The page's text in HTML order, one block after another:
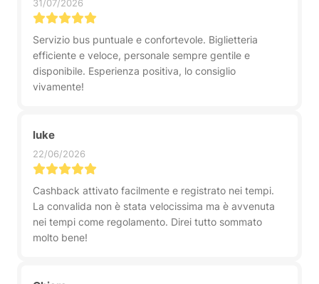
31/07/2026
Servizio bus puntuale e confortevole. Biglietteria
efficiente e veloce, personale sempre gentile e
disponibile. Esperienza positiva, lo consiglio
vivamente!
luke
22/06/2026
Cashback attivato facilmente e registrato nei tempi.
La convalida non è stata velocissima ma è avvenuta
nei tempi come regolamento. Direi tutto sommato
molto bene!